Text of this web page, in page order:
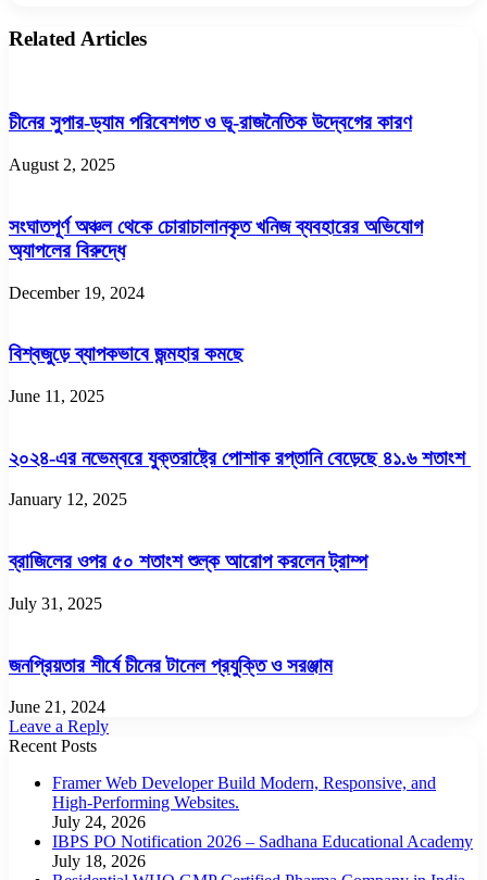
Related Articles
চীনের সুপার-ড্যাম পরিবেশগত ও ভূ-রাজনৈতিক উদ্বেগের কারণ
August 2, 2025
সংঘাতপূর্ণ অঞ্চল থেকে চোরাচালানকৃত খনিজ ব্যবহারের অভিযোগ
অ্যাপলের বিরুদ্ধে
December 19, 2024
বিশ্বজুড়ে ব্যাপকভাবে জন্মহার কমছে
June 11, 2025
২০২৪-এর নভেম্বরে যুক্তরাষ্ট্রে পোশাক রপ্তানি বেড়েছে ৪১.৬ শতাংশ
January 12, 2025
ব্রাজিলের ওপর ৫০ শতাংশ শুল্ক আরোপ করলেন ট্রাম্প
July 31, 2025
জনপ্রিয়তার শীর্ষে চীনের টানেল প্রযুক্তি ও সরঞ্জাম
June 21, 2024
Leave a Reply
Recent Posts
Framer Web Developer Build Modern, Responsive, and
High-Performing Websites.
July 24, 2026
IBPS PO Notification 2026 – Sadhana Educational Academy
July 18, 2026